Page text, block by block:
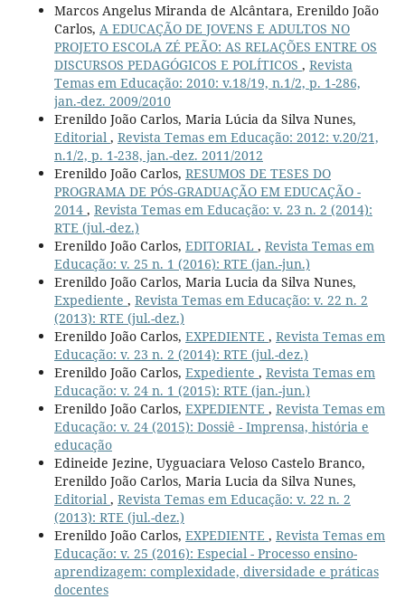
Marcos Angelus Miranda de Alcântara, Erenildo João
Carlos, A EDUCAÇÃO DE JOVENS E ADULTOS NO
PROJETO ESCOLA ZÉ PEÃO: AS RELAÇÕES ENTRE OS
DISCURSOS PEDAGÓGICOS E POLÍTICOS , Revista
Temas em Educação: 2010: v.18/19, n.1/2, p. 1-286,
jan.-dez. 2009/2010
Erenildo João Carlos, Maria Lúcia da Silva Nunes,
Editorial , Revista Temas em Educação: 2012: v.20/21,
n.1/2, p. 1-238, jan.-dez. 2011/2012
Erenildo João Carlos, RESUMOS DE TESES DO
PROGRAMA DE PÓS-GRADUAÇÃO EM EDUCAÇÃO -
2014 , Revista Temas em Educação: v. 23 n. 2 (2014):
RTE (jul.-dez.)
Erenildo João Carlos, EDITORIAL , Revista Temas em
Educação: v. 25 n. 1 (2016): RTE (jan.-jun.)
Erenildo João Carlos, Maria Lucia da Silva Nunes,
Expediente , Revista Temas em Educação: v. 22 n. 2
(2013): RTE (jul.-dez.)
Erenildo João Carlos, EXPEDIENTE , Revista Temas em
Educação: v. 23 n. 2 (2014): RTE (jul.-dez.)
Erenildo João Carlos, Expediente , Revista Temas em
Educação: v. 24 n. 1 (2015): RTE (jan.-jun.)
Erenildo João Carlos, EXPEDIENTE , Revista Temas em
Educação: v. 24 (2015): Dossiê - Imprensa, história e
educação
Edineide Jezine, Uyguaciara Veloso Castelo Branco,
Erenildo João Carlos, Maria Lucia da Silva Nunes,
Editorial , Revista Temas em Educação: v. 22 n. 2
(2013): RTE (jul.-dez.)
Erenildo João Carlos, EXPEDIENTE , Revista Temas em
Educação: v. 25 (2016): Especial - Processo ensino-
aprendizagem: complexidade, diversidade e práticas
docentes